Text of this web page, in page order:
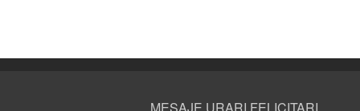
MESAJE URARI FELICITARI